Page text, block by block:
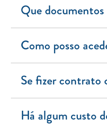
Que documentos
Como posso
Se fizer contrato
Há algum custo